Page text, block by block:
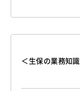
＜生保の業務知